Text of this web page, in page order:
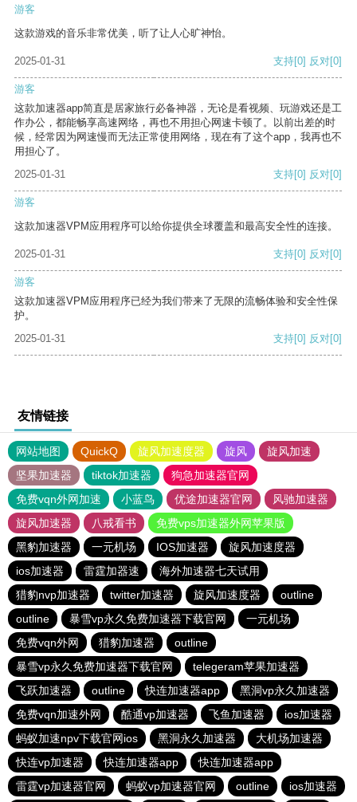
游客
这款游戏的音乐非常优美，听了让人心旷神怡。
2025-01-31 支持[0] 反对[0]
游客
这款加速器app简直是居家旅行必备神器，无论是看视频、玩游戏还是工
作办公，都能畅享高速网络，再也不用担心网速卡顿了。以前出差的时
候，经常因为网速慢而无法正常使用网络，现在有了这个app，我再也不
用担心了。
2025-01-31
支持[0] 反对[0]
游客
这款加速器VPM应用程序可以给你提供全球覆盖和最高安全性的连接。
2025-01-31 支持[0] 反对[0]
游客
这款加速器VPM应用程序已经为我们带来了无限的流畅体验和安全性保
护。
2025-01-31
支持[0] 反对[0]
友情链接
网站地图 QuickQ 旋风加速度器 旋风
旋风加速
坚果加速器
tiktok加速器
狗急加速器官网
免费vqn外网加速
小蓝鸟 优途加速器官网
风驰加速器
旋风加速器
八戒看书
免费vps加速器外网苹果版
黑豹加速器
一元机场 IOS加速器
旋风加速度器
ios加速器
雷霆加器速
海外加速器七天试用
猎豹nvp加速器
twitter加速器 旋风加速度器
outline
outline
暴雪vp永久免费加速器下载官网
一元机场
免费vqn外网
猎豹加速器
outline
暴雪vp永久免费加速器下载官网
telegeram苹果加速器
飞跃加速器
outline 快连加速器app
黑洞vp永久加速器
免费vqn加速外网
酷通vp加速器 飞鱼加速器
ios加速器
蚂蚁加速npv下载官网ios
黑洞永久加速器
大机场加速器
快连vp加速器
快连加速器app
快连加速器app
雷霆vp加速器官网
蚂蚁vp加速器官网 outline ios加速器